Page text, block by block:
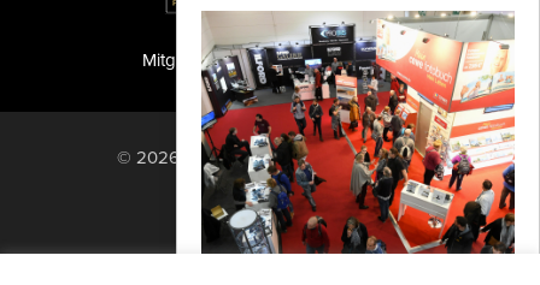
PF Publishing GmbH
Mitglied der TIPA
© 2026 PF Publishing GmbH. All rights
reserved.
Nach oben